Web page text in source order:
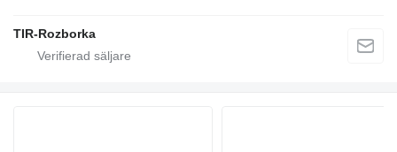
TIR-Rozborka